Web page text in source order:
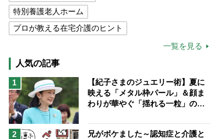
特別養護老人ホーム
プロが教える在宅介護のヒント
高木ブー
ケアマネジャー
猫が母になつきません
息子の遠距離介護サバイバル術
兄がボケました
予防法
一覧を見る
人気の記事
1
【紀子さまのジュエリー術】夏に
映える「メタル枠パール」＆顔ま
わりが華やぐ「揺れる一粒」の使
2
兄がボケました～認知症と介護と